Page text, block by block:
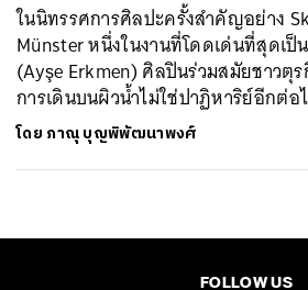
ในนิทรรศการศิลปะครั้งสำคัญอย่าง
Münster หนึ่งในงานที่โดดเด่นที่สุดเป็
(Ayşe Erkmen) ศิลปินร่วมสมัยชาวตุ
การเดินบนผิวน้ำไม่ใช่ปาฏิหาริย์อีกต่อ
โดย ภาณุ บุญพิพัฒนาพงศ์
FOLLOW US